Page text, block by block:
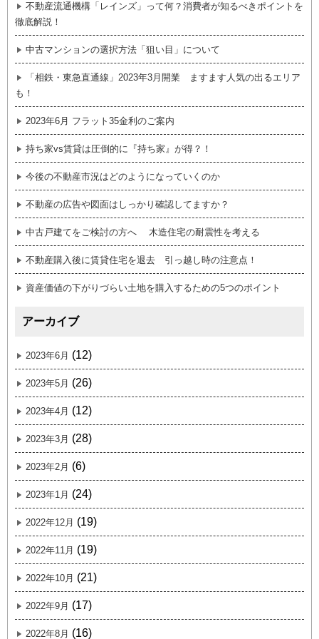
不動産流通機構「レインズ」って何？消費者が知るべきポイントを
徹底解説！
中古マンションの選択方法「狙い目」について
「相鉄・東急直通線」2023年3月開業 ますます人気の出るエリア
も！
2023年6月 フラット35金利のご案内
持ち家vs賃貸は圧倒的に『持ち家』が得？！
今後の不動産市況はどのようになっていくのか
不動産の広告や図面はしっかり確認してますか？
中古戸建てをご検討の方へ 木造住宅の耐震性を考える
不動産購入後に賃貸住宅を退去 引っ越し時の注意点！
資産価値の下がりづらい土地を購入するための5つのポイント
アーカイブ
2023年6月 (12)
2023年5月 (26)
2023年4月 (12)
2023年3月 (28)
2023年2月 (6)
2023年1月 (24)
2022年12月 (19)
2022年11月 (19)
2022年10月 (21)
2022年9月 (17)
2022年8月 (16)